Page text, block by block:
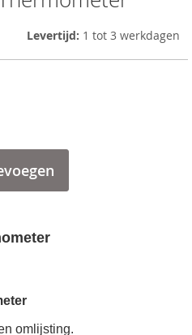
Levertijd: 1 tot 3 werkdagen
omlijsting.